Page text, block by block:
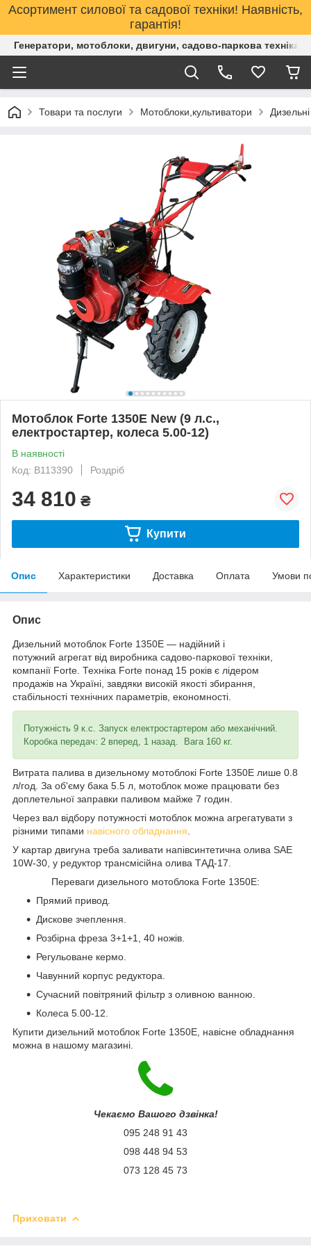
Асортимент силової та садової техніки! Наявність,
гарантія!
Генератори, мотоблоки, двигуни, садово-паркова техніка.
Товари та послуги Мотоблоки,культиватори
Мотоблок Forte 1350E New (9 л.с.,
електростартер, колеса 5.00-12)
В наявності
Код: B113390
Роздріб
34 810 ₴
Купити
Опис Характеристики Доставка Оплата Умови
Опис
Дизельний мотоблок Forte 1350E — надійний і
потужний агрегат від виробника садово-паркової техніки,
компанії Forte. Техніка Forte понад 15 років є лідером
продажів на Україні, завдяки високій якості збирання,
стабільності технічних параметрів, економності.
Потужність 9 к.с. Запуск електростартером або механічний.
Коробка передач: 2 вперед, 1 назад. Вага 160 кг.
Витрата палива в дизельному мотоблокі Forte 1350E лише 0.8
л/год. За об'єму бака 5.5 л, мотоблок може працювати без
доплетельної заправки паливом майже 7 годин.
Через вал відбору потужності мотоблок можна агрегатувати з
різними типами навісного обладнання
У картар двигуна треба заливати напівсинтетична олива SAE
10W-30, у редуктор трансмісійна олива ТАД-17.
Переваги дизельного мотоблока Forte 1350Е:
Прямий привод.
Дискове зчеплення.
Розбірна фреза 3+1+1, 40 ножів.
Регульоване кермо.
Чавунний корпус редуктора.
Сучасний повітряний фільтр з оливною ванною.
Колеса 5.00-12.
Купити дизельний мотоблок Forte 1350Е, навісне обладнання
можна в нашому магазині.
Чекаємо Вашого дзвінка!
095 248 91 43
098 448 94 53
073 128 45 73
Приховати